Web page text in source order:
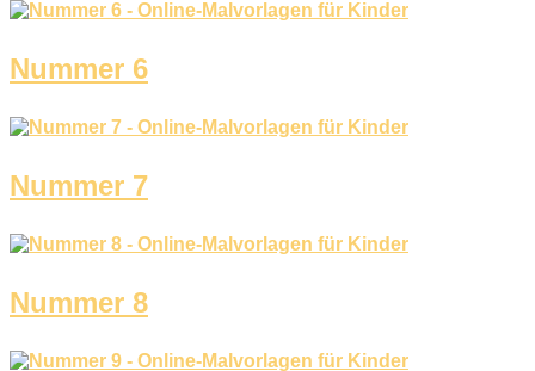
Nummer 6
Nummer 7
Nummer 8